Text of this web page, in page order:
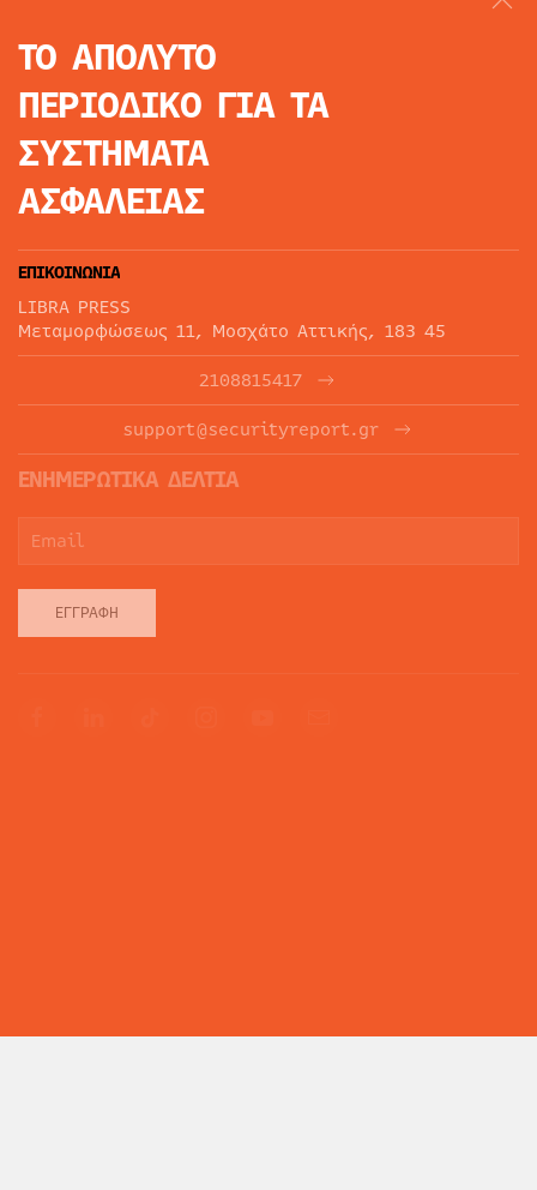
ΤΟ ΑΠΟΛΥΤΟ
ΠΕΡΙΟΔΙΚΟ ΓΙΑ ΤΑ
ΣΥΣΤΗΜΑΤΑ
ΑΣΦΑΛΕΙΑΣ
ΕΠΙΚΟΙΝΩΝΙΑ
LIBRA PRESS
Μεταμορφώσεως 11, Μοσχάτο Αττικής, 183 45
2108815417
support@securityreport.gr
ΕΝΗΜΕΡΩΤΙΚΑ ΔΕΛΤΙΑ
ΕΓΓΡΑΦΉ